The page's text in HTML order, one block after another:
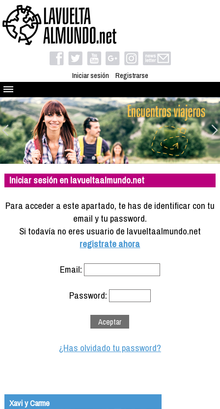
Iniciar sesión Registrarse
Quienes somos
El proyecto
Blog
Viaja con nosotros
Camino solidario
Libros
Compañeros de viaje
Info viajeros
Iniciar sesión en lavueltaalmundo.net
Para acceder a este apartado, te has de identificar con tu
email y tu password.
Si todavía no eres usuario de lavueltaalmundo.net
registrate ahora
Email:
Password:
¿Has olvidado tu password?
Xavi y Carme